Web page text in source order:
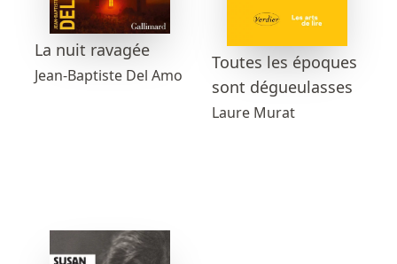
La nuit ravagée
Jean-Baptiste Del Amo
Toutes les époques
sont dégueulasses
Laure Murat